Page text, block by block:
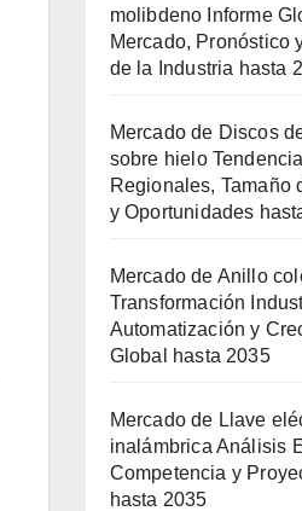
molibdeno Informe
Mercado, Pronóstico
de la Industria hasta
Mercado de Discos
sobre hielo
Regionales, Tamaño
y Oportunidades
Mercado de Anillo
Transformación
Automatización y
Global hasta 2035
Mercado de Llave
inalámbrica Análisis
Competencia y
hasta 2035